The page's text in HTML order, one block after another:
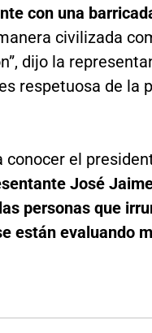
con una
civilizada
dijo la
respetuosa de la
conocer el
José
personas que
están evaluando